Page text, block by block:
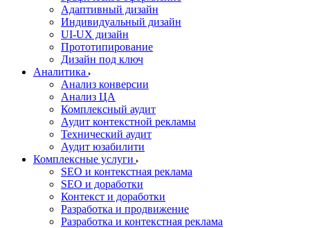
Адаптивный дизайн
Индивидуальный дизайн
UI‑UX дизайн
Прототипирование
Дизайн под ключ
Аналитика
Анализ конверсии
Анализ ЦА
Комплексный аудит
Аудит контекстной рекламы
Технический аудит
Аудит юзабилити
Комплексные услуги
SEO и контекстная реклама
SEO и доработки
Контекст и доработки
Разработка и продвижение
Разработка и контекстная реклама